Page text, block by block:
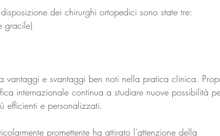
dei chirurghi ortopedici sono state tre:
gracile)
vantaggi e svantaggi ben noti nella pratica clinica.
internazionale continua a studiare nuove possibilità
efficienti e personalizzati.
promettente ha attirato l’attenzione della